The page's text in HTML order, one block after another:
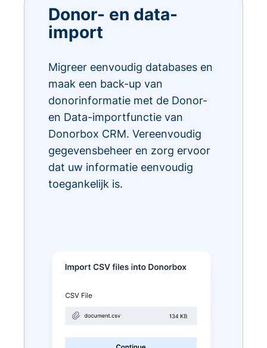
Donor- en data-
import
Migreer eenvoudig databases en
maak een back-up van
donorinformatie met de Donor-
en Data-importfunctie van
Donorbox CRM. Vereenvoudig
gegevensbeheer en zorg ervoor
dat uw informatie eenvoudig
toegankelijk is.